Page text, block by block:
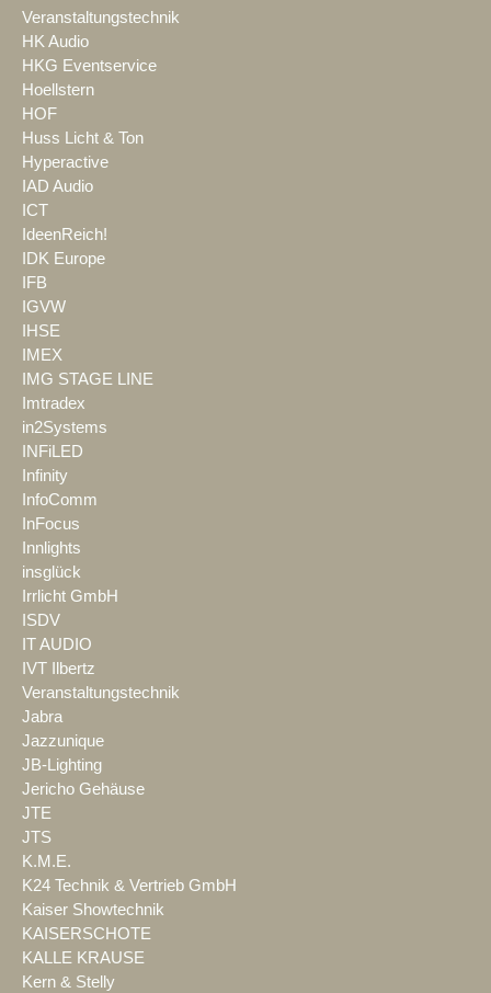
Veranstaltungstechnik
HK Audio
HKG Eventservice
Hoellstern
HOF
Huss Licht & Ton
Hyperactive
IAD Audio
ICT
IdeenReich!
IDK Europe
IFB
IGVW
IHSE
IMEX
IMG STAGE LINE
Imtradex
in2Systems
INFiLED
Infinity
InfoComm
InFocus
Innlights
insglück
Irrlicht GmbH
ISDV
IT AUDIO
IVT Ilbertz
Veranstaltungstechnik
Jabra
Jazzunique
JB-Lighting
Jericho Gehäuse
JTE
JTS
K.M.E.
K24 Technik & Vertrieb GmbH
Kaiser Showtechnik
KAISERSCHOTE
KALLE KRAUSE
Kern & Stelly